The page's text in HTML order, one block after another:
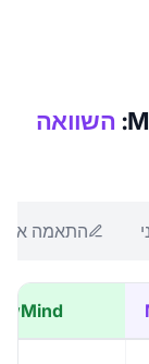
השוואה
התאמה